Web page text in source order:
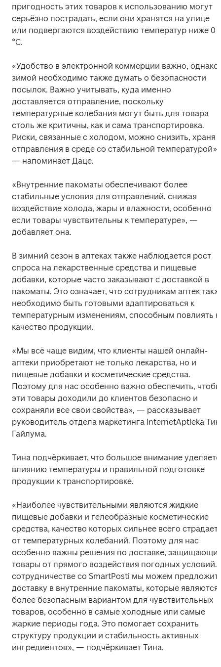
пригодность этих товаров к использованию могут
серьёзно пострадать, если они хранятся на улице
или подвергаются воздействию температур ниже 0
°C.
«Удобство в электронной коммерции важно, однако
зимой необходимо также думать о безопасности
посылок. Важно учитывать, куда именно
доставляется отправление, поскольку
температурные колебания могут быть для товара
столь же критичны, как и сама транспортировка.
Риски, связанные с холодом, можно снизить, храня
отправления в среде со стабильной температурой»,
— напоминает Даце.
«Внутренние пакоматы обеспечивают более
стабильные условия для отправлений, снижая
воздействие холода, жары и влажности, особенно
если товары чувствительны к температуре», —
добавляет она.
В зимний сезон в аптеках также наблюдается рост
спроса на лекарственные средства и пищевые
добавки, которые часто заказывают с доставкой в
пакоматы. Это означает, что сотрудникам аптек
необходимо быть готовыми адаптироваться к
температурным изменениям, способным повлиять
качество продукции.
«Мы всё чаще видим, что клиенты нашей онлайн-
аптеки приобретают не только лекарства, но и
пищевые добавки и косметические средства.
Поэтому для нас особенно важно обеспечить, чтобы
эти товары доходили до клиентов безопасно и
сохраняли все свои свойства», — рассказывает
руководитель отдела маркетинга InternetAptieka
Гайлума.
Тина подчёркивает, что большое внимание
влиянию температуры и правильной подготовке
продукции к транспортировке.
«Наиболее чувствительными являются жидкие
пищевые добавки и гелеобразные косметические
средства, качество которых сильнее всего страдает
от температурных колебаний. Поэтому для нас
особенно важны решения по доставке,
товары от прямого воздействия погодных условий.
сотрудничестве со SmartPosti мы можем
доставку в внутренние пакоматы, которые являются
более безопасным вариантом для чувствительных
товаров, особенно в самые холодные или самые
жаркие периоды года. Это помогает сохранить
структуру продукции и стабильность активных
ингредиентов», — подчёркивает Тина.